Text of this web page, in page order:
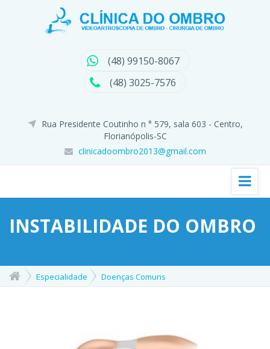
(48) 99150-8067
(48) 3025-7576
Rua Presidente Coutinho n ° 579, sala 603 - Centro,
Florianópolis-SC
clinicadoombro2013@gmail.com
INSTABILIDADE DO OMBRO
Especialidade Doenças Comuns